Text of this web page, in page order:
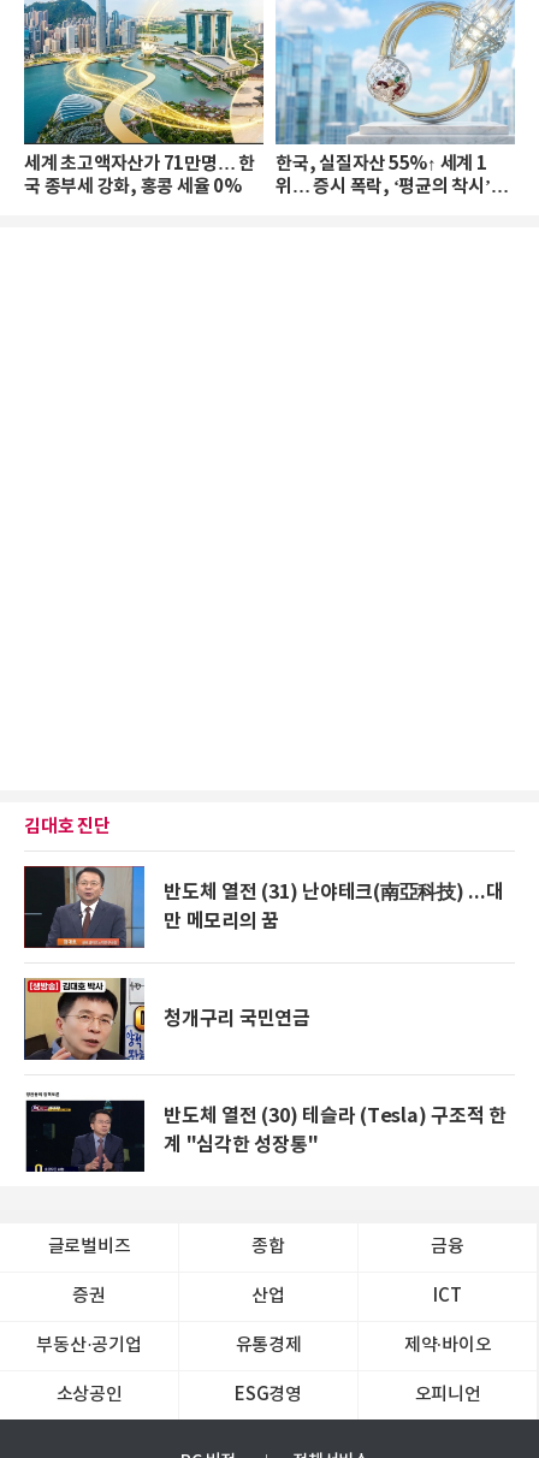
세계 초고액자산가 71만명… 한
국 종부세 강화, 홍콩 세율 0%
한국, 실질자산 55%↑ 세계 1
위… 증시 폭락, ‘평균의 착시’와
김대호 진단
반도체 열전 (31) 난야테크(南亞科技) ...대
만 메모리의 꿈
청개구리 국민연금
반도체 열전 (30) 테슬라 (Tesla) 구조적 한
계 "심각한 성장통"
글로벌비즈 종합 금융
증권 산업 ICT
부동산·공기업 유통경제 제약∙바이오
소상공인 ESG경영 오피니언